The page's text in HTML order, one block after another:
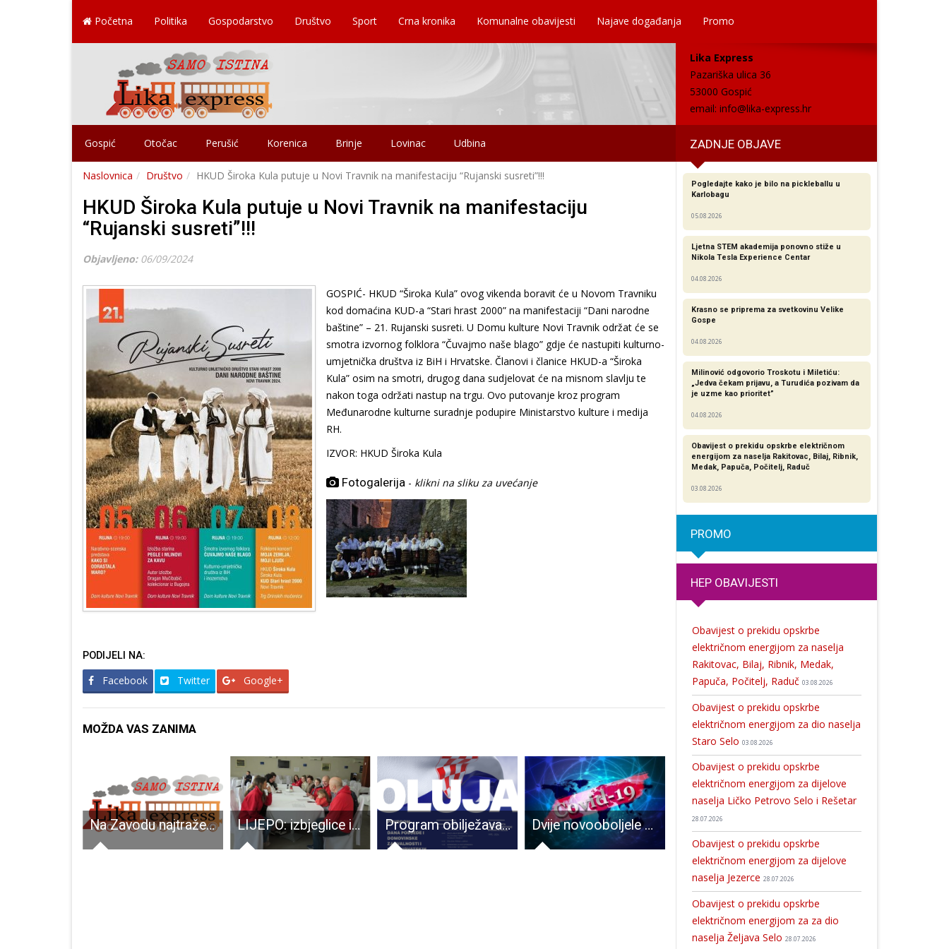
Početna Politika Gospodarstvo Društvo Sport Crna kronika Komunalne obavijesti Najave događanja Promo
Lika Express
Pazariška ulica 36
53000 Gospić
email: info@lika-express.hr
Gospić Otočac Perušić Korenica Brinje Lovinac Udbina ZADNJE OBJAVE
Naslovnica Društvo HKUD Široka Kula putuje u Novi Travnik na manifestaciju “Rujanski susreti”!!!
HKUD Široka Kula putuje u Novi Travnik na manifestaciju
“Rujanski susreti”!!!
Objavljeno: 06/09/2024
GOSPIĆ- HKUD “Široka Kula” ovog vikenda boravit će u Novom Travniku
kod domaćina KUD-a “Stari hrast 2000” na manifestaciji “Dani narodne
baštine” – 21. Rujanski susreti. U Domu kulture Novi Travnik održat će se
smotra izvornog folklora “Čuvajmo naše blago” gdje će nastupiti kulturno-
umjetnička društva iz BiH i Hrvatske. Članovi i članice HKUD-a “Široka
Kula” osim na smotri, drugog dana sudjelovat će na misnom slavlju te
nakon toga održati nastup na trgu. Ovo putovanje kroz program
Međunarodne kulturne suradnje podupire Ministarstvo kulture i medija
RH.
IZVOR: HKUD Široka Kula
Fotogalerija - klikni na sliku za uvećanje
PODIJELI NA:
Facebook Twitter Google+
MOŽDA VAS ZANIMA
Na Zavodu najtraženiji konobari, kuhari i trgovci LIJEPO: izbjeglice iz Ukrajine zahvalne su svima u Gospiću koji im pomažu Program obilježavanja Dana pobjede i Domovinske zahvalnosti i Dana hrvatskih branitelja 5.kolovoza Dvije novooboljele osobe s područja Ličko-senjske županije u protekla 24 sata
Pogledajte kako je bilo na pickleballu u
Karlobagu
05.08.2026
Ljetna STEM akademija ponovno stiže u
Nikola Tesla Experience Centar
04.08.2026
Krasno se priprema za svetkovinu Velike
Gospe
04.08.2026
Milinović odgovorio Troskotu i Miletiću:
„Jedva čekam prijavu, a Turudića pozivam da
je uzme kao prioritet”
04.08.2026
Obavijest o prekidu opskrbe električnom
energijom za naselja Rakitovac, Bilaj, Ribnik,
Medak, Papuča, Počitelj, Raduč
03.08.2026
PROMO
HEP OBAVIJESTI
Obavijest o prekidu opskrbe
električnom energijom za naselja
Rakitovac, Bilaj, Ribnik, Medak,
Papuča, Počitelj, Raduč 03.08.2026
Obavijest o prekidu opskrbe
električnom energijom za dio naselja
Staro Selo 03.08.2026
Obavijest o prekidu opskrbe
električnom energijom za dijelove
naselja Ličko Petrovo Selo i Rešetar
28.07.2026
Obavijest o prekidu opskrbe
električnom energijom za dijelove
naselja Jezerce 28.07.2026
Obavijest o prekidu opskrbe
električnom energijom za za dio
naselja Željava Selo 28.07.2026